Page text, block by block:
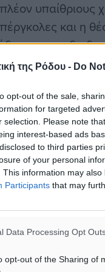
της Ρόδου - Do
opt-out of the sale,
for targeted
selection. Please note
interest-based ads
to third parties
of your personal
This information may
Participants that may
Data Processing Opt
opt-out of the Sharing of
υπαίθριους
και η
και στη
του διασφαλίζει
6 οικονομικοί
της
με αμοιβή
των
του Ζ’
χρονική